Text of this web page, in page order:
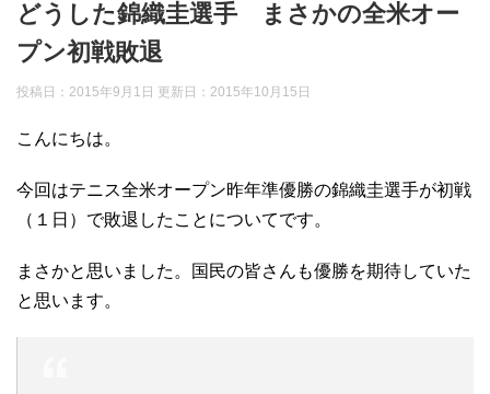
どうした錦織圭選手 まさかの全米オー
プン初戦敗退
投稿日：2015年9月1日 更新日： 2015年10月15日
こんにちは。
今回はテニス全米オープン昨年準優勝の錦織圭選手が初戦
（１日）で敗退したことについてです。
まさかと思いました。国民の皆さんも優勝を期待していた
と思います。